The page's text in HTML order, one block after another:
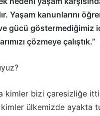
Yaşam kanunlarını
gücü göstermediğimiz
çözmeye çalıştık.”
kimler bizi çaresizliğe
kimler ülkemizde ayakta